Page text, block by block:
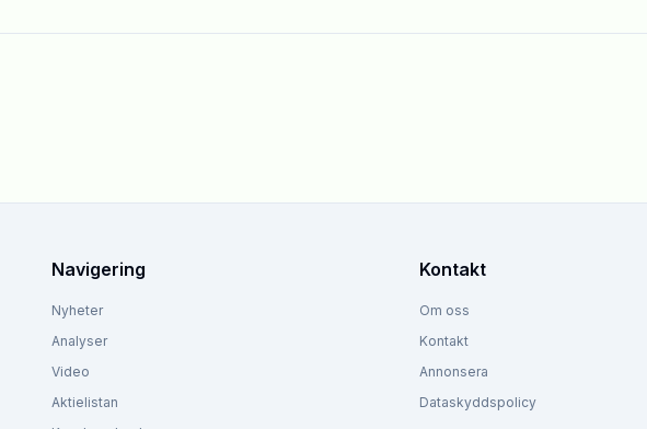
Navigering
Nyheter
Analyser
Video
Aktielistan
Kontakt
Om oss
Kontakt
Annonsera
Dataskyddspolicy